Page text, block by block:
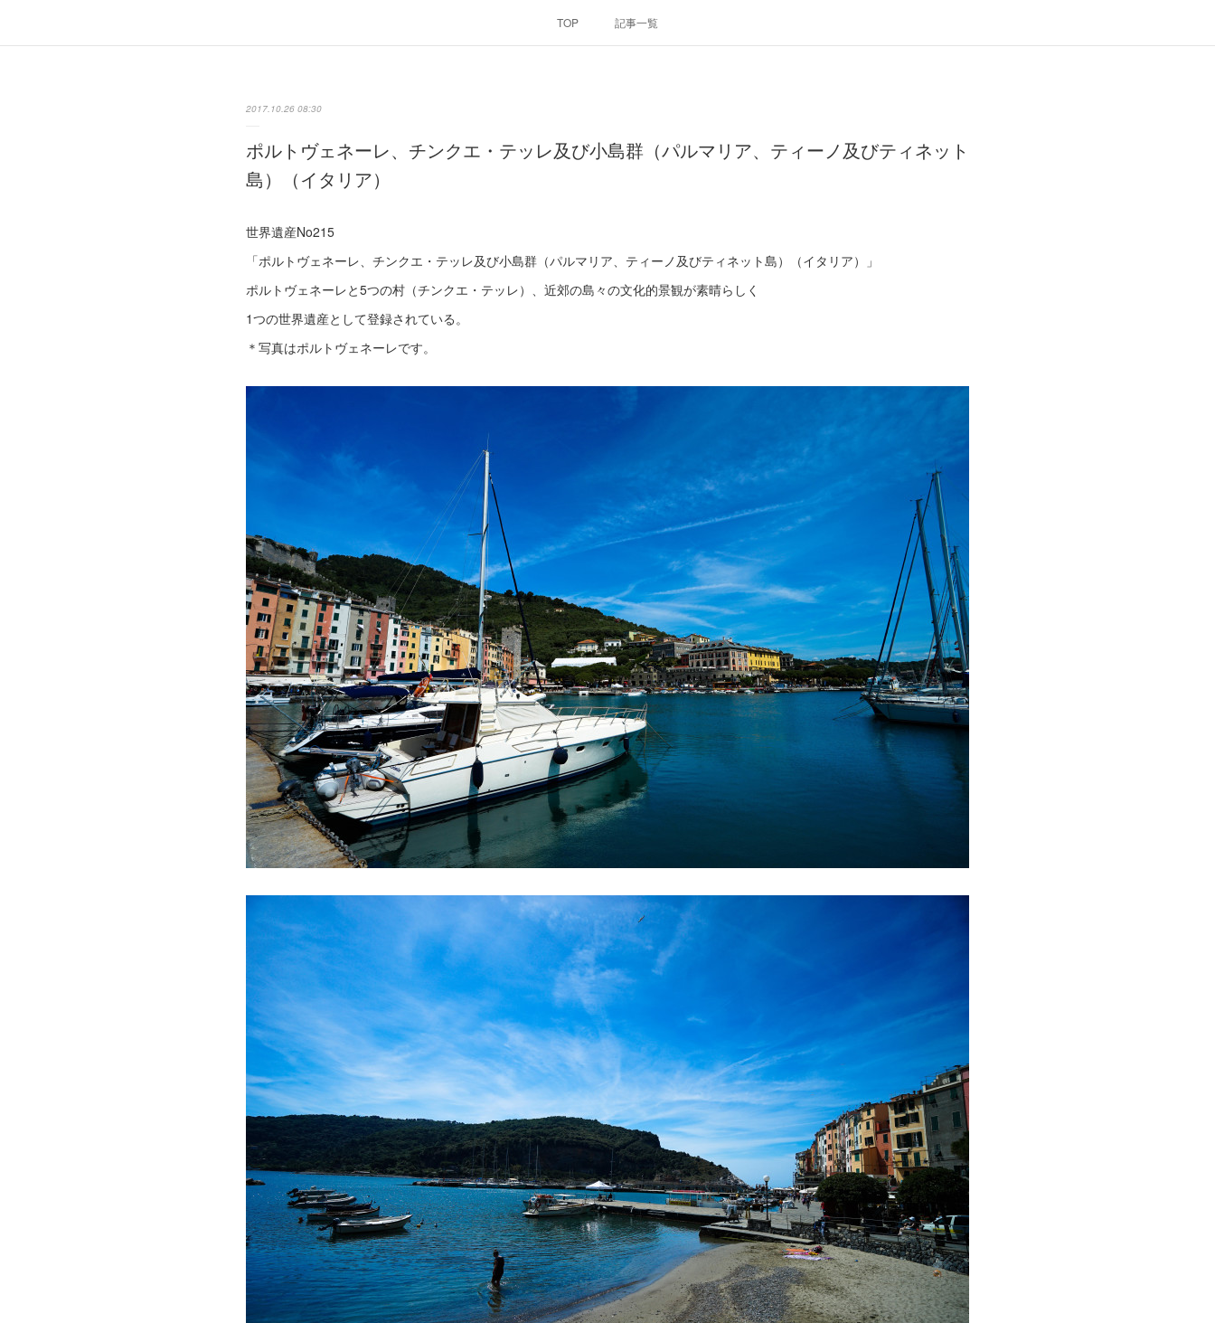
TOP 記事一覧
2017.10.26 08:30
ポルトヴェネーレ、チンクエ・テッレ及び小島群（パルマリア、ティーノ及びティネット
島）（イタリア）
世界遺産No215
「ポルトヴェネーレ、チンクエ・テッレ及び小島群（パルマリア、ティーノ及びティネット島）（イタリア）」
ポルトヴェネーレと5つの村（チンクエ・テッレ）、近郊の島々の文化的景観が素晴らしく
1つの世界遺産として登録されている。
＊写真はポルトヴェネーレです。